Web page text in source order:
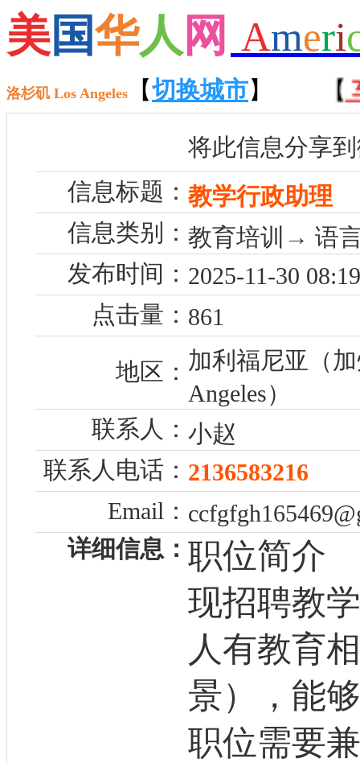
美国华人 网 Ameri
洛杉矶 Los Angeles 【切换城市】
招聘】 【租房】 【售房
将此信息分享
信息标题： 教学行政助理
信息类别： 教育培训→ 语
发布时间： 2025-11-30
点击量： 861
地区： 加利福尼亚（
Angeles）
联系人： 小赵
联系人电话： 2136583216
Email：
详细信息： 职位简介
现招聘教
人有教育
景），能
职位需要